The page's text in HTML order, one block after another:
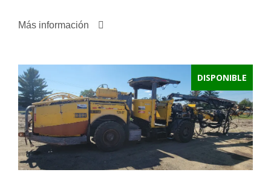
Más información
DISPONIBLE